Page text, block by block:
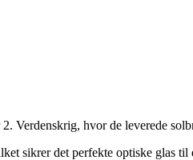
Verdenskrig, hvor de leverede
sikrer det perfekte optiske glas til